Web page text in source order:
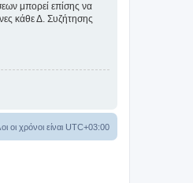
μπορεί επίσης να
κάθε Δ. Συζήτησης
οι χρόνοι είναι UTC+03:00